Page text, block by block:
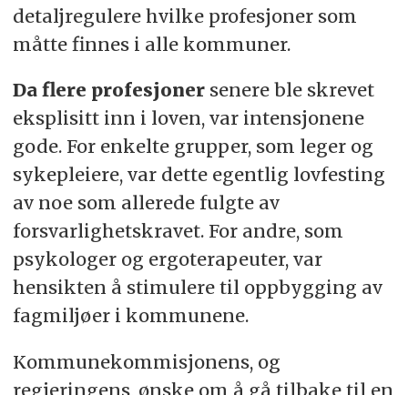
detaljregulere hvilke profesjoner som
måtte finnes i alle kommuner.
Da flere profesjonersenere ble skrevet
eksplisitt inn i loven, var intensjonene
gode. For enkelte grupper, som leger og
sykepleiere, var dette egentlig lovfesting
av noe som allerede fulgte av
forsvarlighetskravet. For andre, som
psykologer og ergoterapeuter, var
hensikten å stimulere til oppbygging av
fagmiljøer i kommunene.
Kommunekommisjonens, og
regjeringens, ønske om å gå tilbake til en